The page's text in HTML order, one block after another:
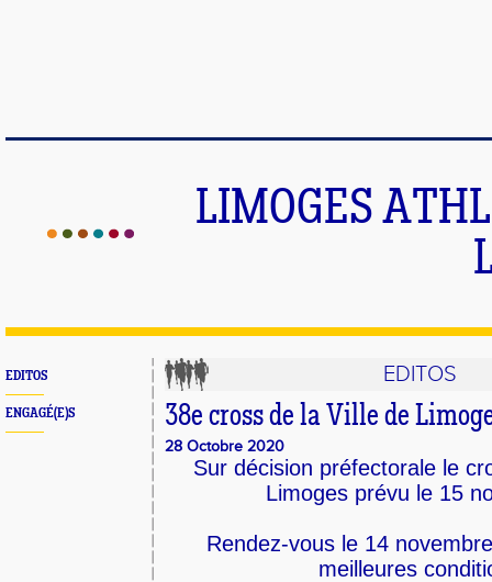
LIMOGES
EDITOS
ENGAGÉ(E)S
EDITOS
38e cross de la Ville de
28 Octobre 2020
Sur décision préfectorale le
Limoges prévu le 15
Rendez-vous le 14
meilleures